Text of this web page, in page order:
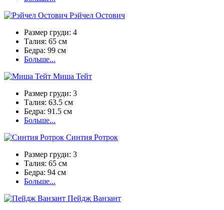
Рэйчел Остович
Размер груди: 4
Талия: 65 см
Бедра: 99 см
Больше...
Миша Тейт
Размер груди: 3
Талия: 63.5 см
Бедра: 91.5 см
Больше...
Синтия Ротрок
Размер груди: 3
Талия: 65 см
Бедра: 94 см
Больше...
Пейдж Ванзант